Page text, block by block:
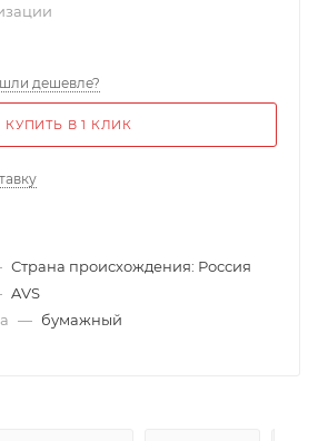
дешевле?
КУПИТЬ В 1 КЛИК
Страна происхождения: Россия
AVS
— бумажный